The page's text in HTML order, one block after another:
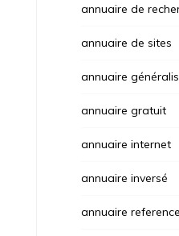
annuaire de
annuaire de sites
annuaire
annuaire gratuit
annuaire internet
annuaire inversé
annuaire